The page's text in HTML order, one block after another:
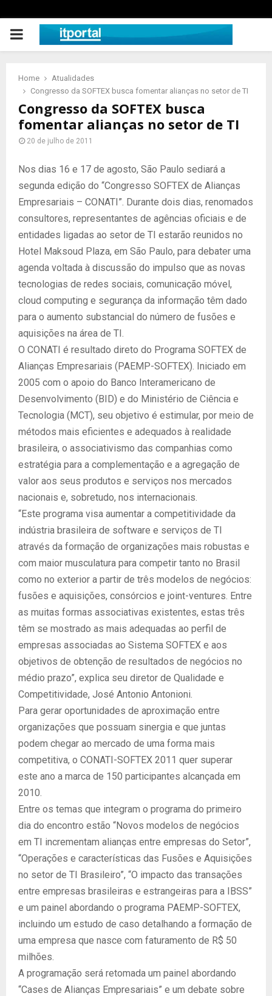
PRIMARY
Home
Atualidades
Congresso da SOFTEX busca fomentar alianças no setor de TI
Congresso da SOFTEX busca
fomentar alianças no setor de TI
20 de julho de 2011
Nos dias 16 e 17 de agosto, São Paulo sediará a
segunda edição do “Congresso SOFTEX de Alianças
Empresariais – CONATI”. Durante dois dias, renomados
consultores, representantes de agências oficiais e de
entidades ligadas ao setor de TI estarão reunidos no
Hotel Maksoud Plaza, em São Paulo, para debater uma
agenda voltada à discussão do impulso que as novas
tecnologias de redes sociais, comunicação móvel,
cloud computing e segurança da informação têm dado
para o aumento substancial do número de fusões e
aquisições na área de TI.
O CONATI é resultado direto do Programa SOFTEX de
Alianças Empresariais (PAEMP-SOFTEX). Iniciado em
2005 com o apoio do Banco Interamericano de
Desenvolvimento (BID) e do Ministério de Ciência e
Tecnologia (MCT), seu objetivo é estimular, por meio de
métodos mais eficientes e adequados à realidade
brasileira, o associativismo das companhias como
estratégia para a complementação e a agregação de
valor aos seus produtos e serviços nos mercados
nacionais e, sobretudo, nos internacionais.
“Este programa visa aumentar a competitividade da
indústria brasileira de software e serviços de TI
através da formação de organizações mais robustas e
com maior musculatura para competir tanto no Brasil
como no exterior a partir de três modelos de negócios:
fusões e aquisições, consórcios e joint-ventures. Entre
as muitas formas associativas existentes, estas três
têm se mostrado as mais adequadas ao perfil de
empresas associadas ao Sistema SOFTEX e aos
objetivos de obtenção de resultados de negócios no
médio prazo”, explica seu diretor de Qualidade e
Competitividade, José Antonio Antonioni.
Para gerar oportunidades de aproximação entre
organizações que possuam sinergia e que juntas
podem chegar ao mercado de uma forma mais
competitiva, o CONATI-SOFTEX 2011 quer superar
este ano a marca de 150 participantes alcançada em
2010.
Entre os temas que integram o programa do primeiro
dia do encontro estão “Novos modelos de negócios
em TI incrementam alianças entre empresas do Setor”,
“Operações e características das Fusões e Aquisições
no setor de TI Brasileiro”, “O impacto das transações
entre empresas brasileiras e estrangeiras para a IBSS”
e um painel abordando o programa PAEMP-SOFTEX,
incluindo um estudo de caso detalhando a formação de
uma empresa que nasce com faturamento de R$ 50
milhões.
A programação será retomada um painel abordando
“Cases de Alianças Empresariais” e um debate sobre